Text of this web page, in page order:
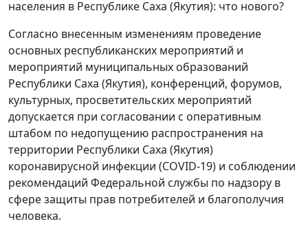
населения в Республике Саха (Якутия): что нового?
Согласно внесенным изменениям проведение
основных республиканских мероприятий и
мероприятий муниципальных образований
Республики Саха (Якутия), конференций, форумов,
культурных, просветительских мероприятий
допускается при согласовании с оперативным
штабом по недопущению распространения на
территории Республики Саха (Якутия)
коронавирусной инфекции (COVID-19) и соблюдении
рекомендаций Федеральной службы по надзору в
сфере защиты прав потребителей и благополучия
человека.